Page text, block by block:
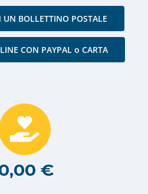
UN BOLLETTINO POSTALE
CON PAYPAL o CARTA
€